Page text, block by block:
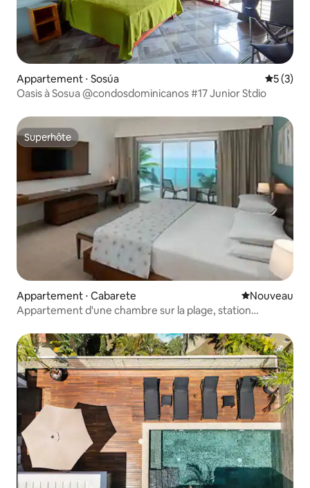
Appartement ⋅ Sosúa
5 (3)
Oasis à Sosua @condosdominicanos #17 Junior Stdio
Superhôte
Superhôte
Appartement ⋅ Cabarete Nouvel
Nouveau
Appartement d'une chambre sur la plage, station